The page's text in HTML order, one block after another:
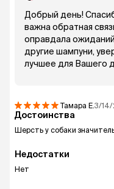
Добрый день!
важна обратная
оправдала
другие шампуни,
лучшее для Вашего
Тамара Е. 3/
Достоинства
Шерсть у собаки
Недостатки
Нет